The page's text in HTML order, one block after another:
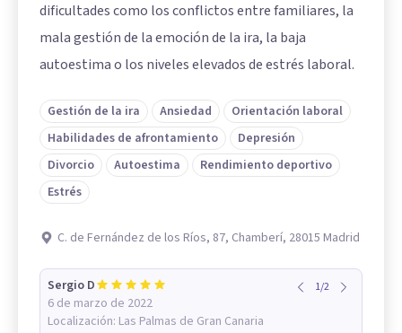
dificultades como los conflictos entre familiares, la
mala gestión de la emoción de la ira, la baja
autoestima o los niveles elevados de estrés laboral.
Gestión de la ira Ansiedad
Orientación laboral
Habilidades de afrontamiento
Depresión
Divorcio
Autoestima
Rendimiento deportivo
Estrés
C. de Fernández de los Ríos, 87, Chamberí, 28015 Madrid
Sergio D
6 de marzo de 2022
Localización: Las Palmas de Gran Canaria
1/2